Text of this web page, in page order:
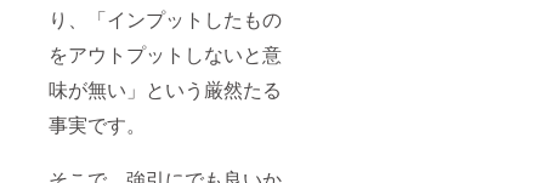
り、「インプットしたもの
をアウトプットしないと意
味が無い」という厳然たる
事実です。